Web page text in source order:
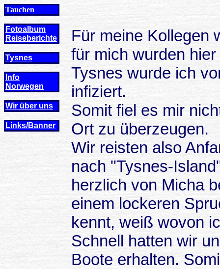
Tauchen
Fotoalbum
Reiseberichte
Tysnes
Info
Norwegen
Wir über uns
Links/Banner
Für meine Kollegen
für mich wurden
Tysnes wurde ich
infiziert.
Somit fiel es mir
Ort zu überzeugen.
Wir reisten also
nach "Tysnes-
herzlich von Micha
einem lockeren
kennt, weiß wovon
Schnell hatten wir
Boote erhalten.